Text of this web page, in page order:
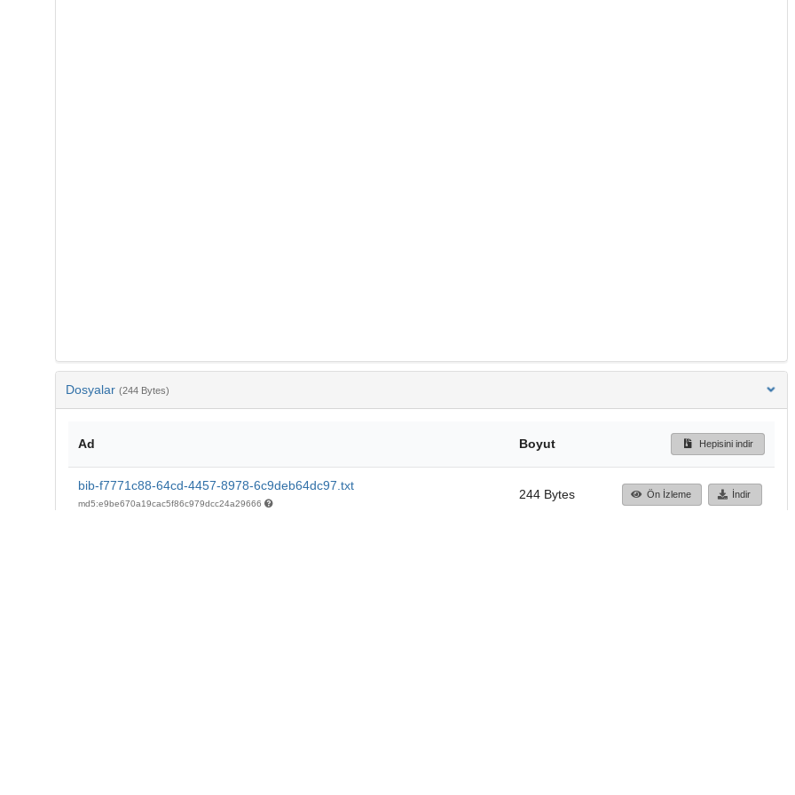
Dosyalar (244 Bytes)
Ad Boyut Hepisini indir
bib-f7771c88-64cd-4457-8978-6c9deb64dc97.txt
md5:e9be670a19cac5f86c979dcc24a29666
244 Bytes Ön İzleme İndir